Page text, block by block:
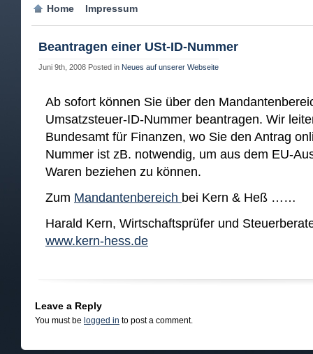
Home Impressum
Beantragen einer USt-ID-Nummer
Juni 9th, 2008 Posted in Neues auf unserer Webseite
Ab sofort können Sie über den
Umsatzsteuer-ID-Nummer beantragen. Wir
Bundesamt für Finanzen, wo Sie den Antrag
Nummer ist zB. notwendig, um aus dem EU-
Waren beziehen zu können.
Zum Mandantenbereich bei Kern & Heß ……
Harald Kern, Wirtschaftsprüfer und
www.kern-hess.de
Leave a Reply
You must be logged in to post a comment.